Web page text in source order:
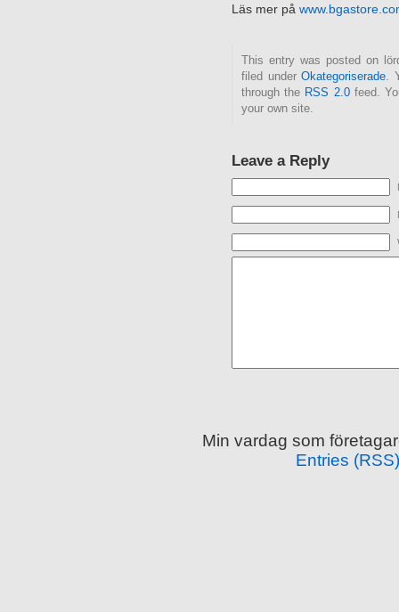
Läs mer på
This entry was posted on
filed underOkategoriserade .
through the RSS 2.0feed.
your own site.
Leave a Reply
Min vardag som
Entries (RSS)